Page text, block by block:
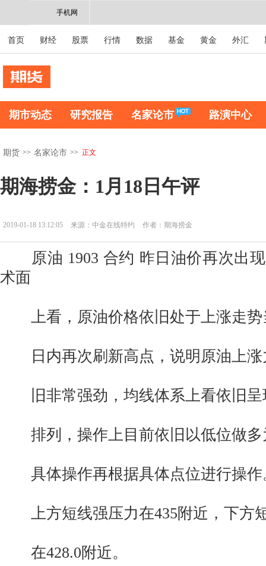
手机网
首页 财经 股票 行情 数据 基金 黄金 外汇
期市动态 研究报告 名家论市 路演中心
期货 >> 名家论市 >> 正文
期海捞金：1月18日午评
2019-01-18 13:12:05 来源：中金在线特约 作者：期海捞金
原油 1903 合约 昨日油价再次出现
术面
上看，原油价格依旧处于上涨走势
日内再次刷新高点，说明原油上涨
旧非常强劲，均线体系上看依旧呈
排列，操作上目前依旧以低位做多
具体操作再根据具体点位进行操作
上方短线强压力在435附近，下方
在428.0附近。